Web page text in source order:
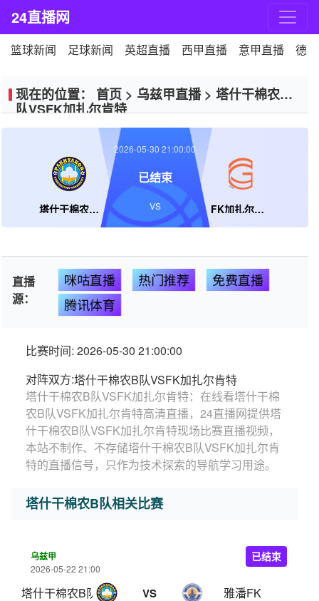
24直播网
篮球新闻 足球新闻 英超直播 西甲直播 意甲直播 德
现在的位置： 首页 > 乌兹甲直播> 塔什干棉农B
队VSFK加扎尔肯特
塔什干棉农B队 FK加扎尔肯特
2026-05-30 21:00:00
已结束
VS
直播
源：
咪咕直播 热门推荐
免费直播
腾讯体育
比赛时间: 2026-05-30 21:00:00
对阵双方:塔什干棉农B队VSFK加扎尔肯特
塔什干棉农B队VSFK加扎尔肯特：在线看塔什干棉
农B队VSFK加扎尔肯特高清直播，24直播网提供塔
什干棉农B队VSFK加扎尔肯特现场比赛直播视频，
本站不制作、不存储塔什干棉农B队VSFK加扎尔肯
特的直播信号，只作为技术探索的导航学习用途。
塔什干棉农B队相关比赛
乌兹甲
2026-05-22 21:00
塔什干棉农B队 VS 雅潘FK
已结束